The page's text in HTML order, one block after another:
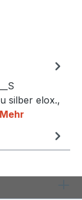
silber elox.,
Mehr